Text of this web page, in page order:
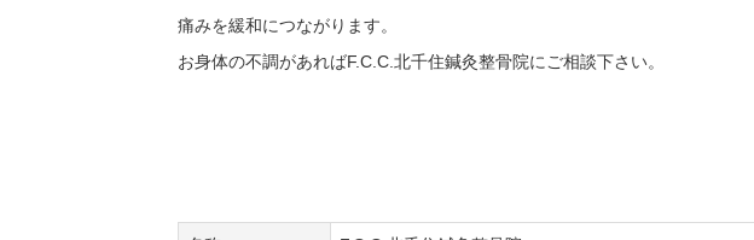
痛みを緩和につながります。
お身体の不調があればF.C.C.北千住鍼灸整骨院にご相談下さい。